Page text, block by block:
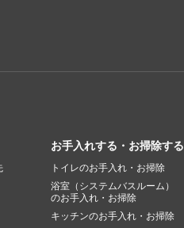
お手入れする・お掃除する
トイレのお手入れ・お掃除
浴室（システムバスルーム）
のお手入れ・お掃除
キッチンのお手入れ・お掃除